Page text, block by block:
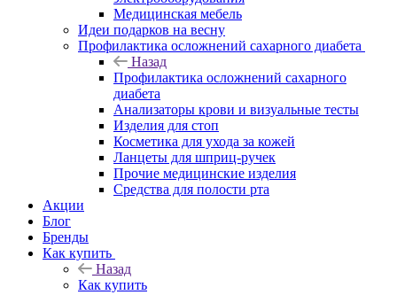
Медицинская мебель
Идеи подарков на весну
Профилактика осложнений сахарного диабета
Назад
Профилактика осложнений сахарного
диабета
Анализаторы крови и визуальные тесты
Изделия для стоп
Косметика для ухода за кожей
Ланцеты для шприц-ручек
Прочие медицинские изделия
Средства для полости рта
Акции
Блог
Бренды
Как купить
Назад
Как купить